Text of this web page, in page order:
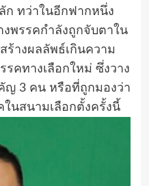
ก ทว่าในอีกฟากหนึ่ง
งพรรคกำลังถูกจับตาใน
ร้างผลลัพธ์เกินความ
คทางเลือกใหม่ ซึ่งวาง
ญ 3 คน หรือที่ถูกมองว่า
ในสนามเลือกตั้งครั้งนี้